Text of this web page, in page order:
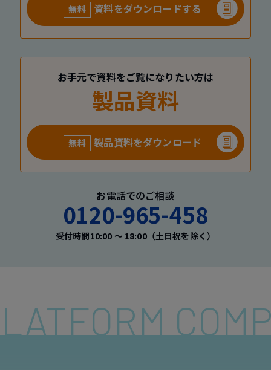
無料 資料をダウンロードする
お手元で資料をご覧になりたい方は
製品資料
無料 製品資料をダウンロード
お電話でのご相談
0120-965-458
受付時間10:00 〜 18:00（土日祝を除く）